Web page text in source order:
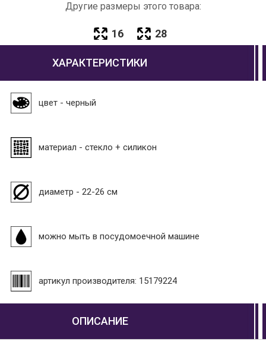
Другие размеры этого товара:
16 28
ХАРАКТЕРИСТИКИ
цвет - черный
материал - стекло + силикон
диаметр - 22-26 см
можно мыть в посудомоечной машине
артикул производителя: 15179224
ОПИСАНИЕ